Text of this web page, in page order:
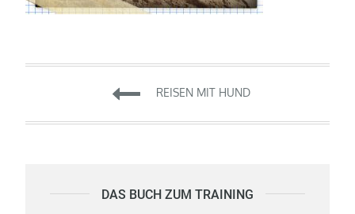
Beitragsnavigation
REISEN MIT HUND
DAS BUCH ZUM TRAINING